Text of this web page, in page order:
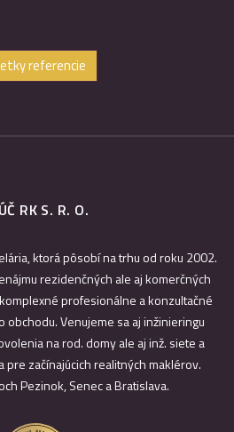
referencie
RK S. R. O.
ktorá pôsobí na trhu od roku 2002.
rezidenčných ale aj komerčných
profesionálne a konzultačné
obchodu. Venujeme sa aj inžinieringu
na rod. domy ale aj inž. siete a
pre začínajúcich realitných maklérov.
Pezinok, Senec a Bratislava.